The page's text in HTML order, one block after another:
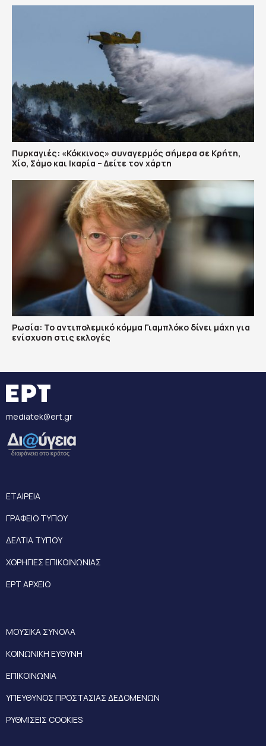
Πυρκαγιές: «Κόκκινος» συναγερμός σήμερα σε Κρήτη,
Χίο, Σάμο και Ικαρία – Δείτε τον χάρτη
Ρωσία: Το αντιπολεμικό κόμμα Γιαμπλόκο δίνει μάχη για
ενίσχυση στις εκλογές
mediatek@ert.gr
ΕΤΑΙΡΕΙΑ
ΓΡΑΦΕΙΟ ΤΥΠΟΥ
ΔΕΛΤΙΑ ΤΥΠΟΥ
ΧΟΡΗΓΙΕΣ ΕΠΙΚΟΙΝΩΝΙΑΣ
ΕΡΤ ΑΡΧΕΙΟ
ΜΟΥΣΙΚΑ ΣΥΝΟΛΑ
ΚΟΙΝΩΝΙΚΗ ΕΥΘΥΝΗ
ΕΠΙΚΟΙΝΩΝΙΑ
ΥΠΕΥΘΥΝΟΣ ΠΡΟΣΤΑΣΙΑΣ ΔΕΔΟΜΕΝΩΝ
ΡΥΘΜΙΣΕΙΣ COOKIES